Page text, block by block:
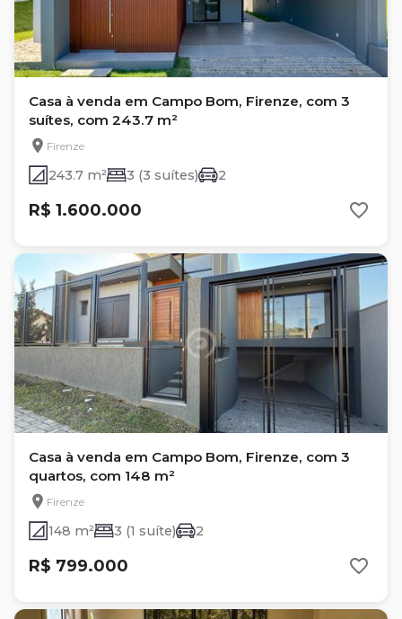
Casa à venda em Campo Bom, Firenze, com 3
suítes, com 243.7 m²
Firenze
243.7 m² 3 (3 suítes) 2
R$ 1.600.000
Casa à venda em Campo Bom, Firenze, com 3
quartos, com 148 m²
Firenze
148 m² 3 (1 suíte) 2
R$ 799.000